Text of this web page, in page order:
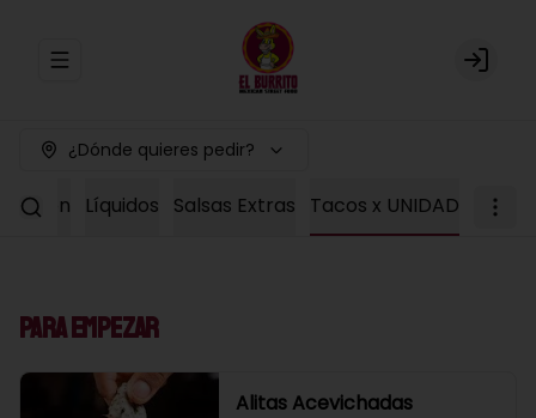
Abrir menu de navegación Login
¿Dónde quieres pedir?
Líquidos Salsas Extras Tacos x UNIDAD
Para Empezar
Alitas Acevichadas